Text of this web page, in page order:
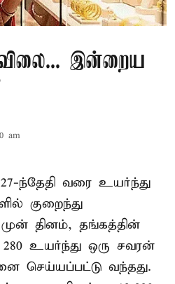
இன்றைய
am
ந்தேதி வரை உயர்ந்து
குறைந்து
தினம், தங்கத்தின்
உயர்ந்து ஒரு சவரன்
செய்யப்பட்டு வந்தது.